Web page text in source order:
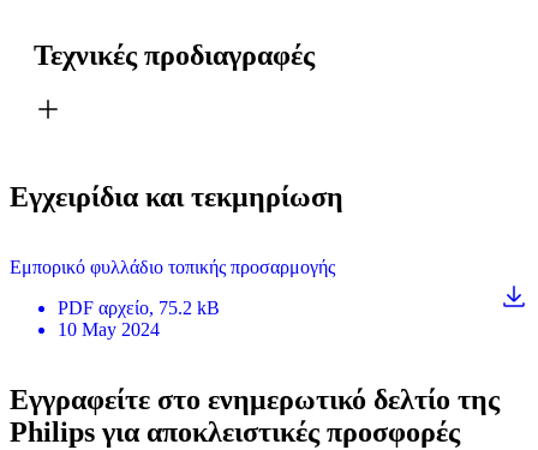
Τεχνικές προδιαγραφές
Εγχειρίδια και τεκμηρίωση
Εμπορικό φυλλάδιο τοπικής προσαρμογής
PDF αρχείο, 75.2 kB
10 May 2024
Εγγραφείτε στο ενημερωτικό δελτίο της
Philips για αποκλειστικές προσφορές